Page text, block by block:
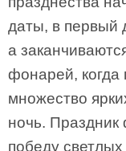
даты, в первый
а
фонарей, когда
множество
ночь.
победу